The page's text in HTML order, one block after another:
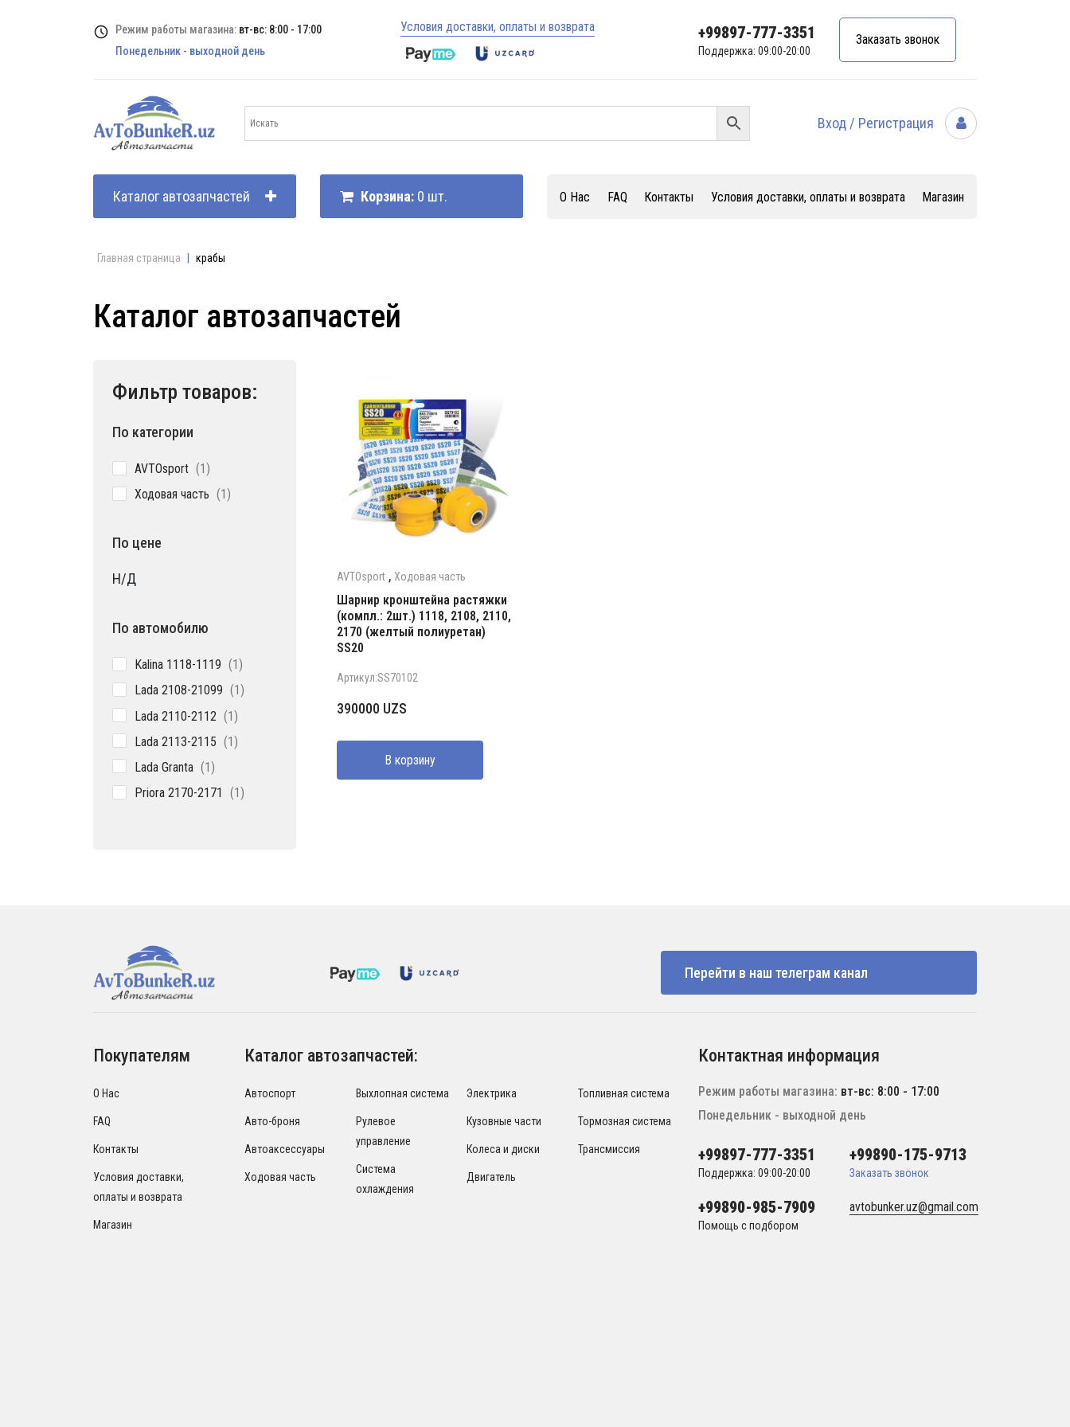
Режим работы магазина: вт-вс: 8:00 - 17:00
Понедельник - выходной день
Условия доставки, оплаты и возврата +99897-777-3351
Поддержка: 09:00-20:00
Заказать звонок
Вход / Регистрация
Каталог автозапчастей Корзина: 0 шт. О Нас FAQ Контакты Условия доставки, оплаты и возврата Магазин
Главная страница крабы
Каталог автозапчастей
Фильтр товаров:
По категории
AVTOsport 11
Ходовая часть 1 1
По цене
Н/Д
По автомобилю
Kalina 1118-1119 1 1
Lada 2108-21099 1 1
Lada 2110-2112 11
Lada 2113-2115 11
Lada Granta 11
Priora 2170-2171 11
AVTOsport , Ходовая часть
Шарнир кронштейна растяжки
(компл.: 2шт.) 1118, 2108, 2110,
2170 (желтый полиуретан)
SS20
Артикул:SS70102
390000 UZS
В корзину
Перейти в наш телеграм канал
Покупателям
О Нас
FAQ
Контакты
Условия доставки,
оплаты и возврата
Магазин
Каталог автозапчастей:
Автоспорт
Авто-броня
Автоаксессуары
Ходовая часть
Выхлопная система
Рулевое
управление
Система
охлаждения
Электрика
Кузовные части
Колеса и диски
Двигатель
Топливная система
Тормозная система
Трансмиссия
Контактная информация
Режим работы магазина: вт-вс: 8:00 - 17:00
Понедельник - выходной день
+99897-777-3351
Поддержка: 09:00-20:00
+99890-175-9713
Заказать звонок
+99890-985-7909
Помощь с подбором
avtobunker.uz@gmail.com